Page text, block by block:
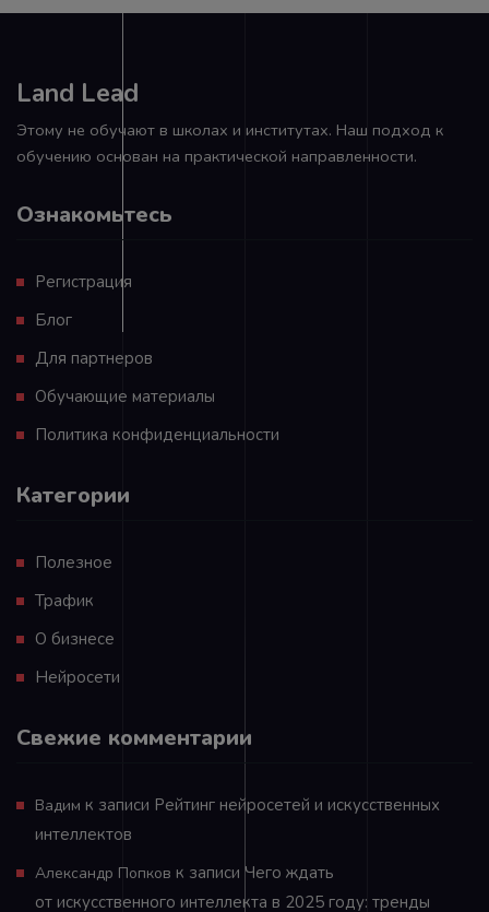
Land Lead
Этому не обучают в школах и институтах. Наш подход к
обучению основан на практической направленности.
Ознакомьтесь
Регистрация
Блог
Для партнеров
Обучающие материалы
Политика конфиденциальности
Категории
Полезное
Трафик
О бизнесе
Нейросети
Свежие комментарии
Вадим к записи Рейтинг нейросетей и искусственных
интеллектов
Александр Попков к записи Чего ждать
от искусственного интеллекта в 2025 году: тренды